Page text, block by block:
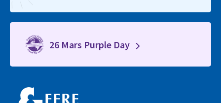
26 Mars Purple Day